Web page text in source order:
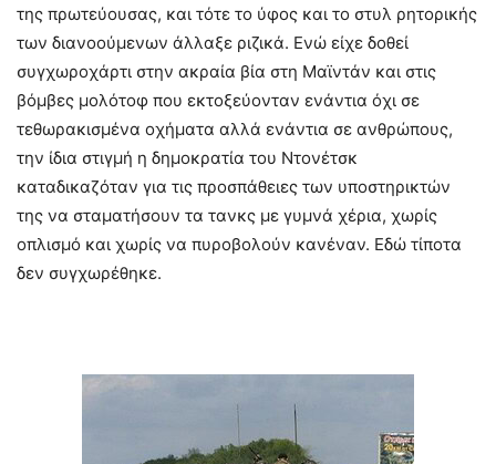
της πρωτεύουσας, και τότε το ύφος και το στυλ ρητορικής
των διανοούμενων άλλαξε ριζικά. Ενώ είχε δοθεί
συγχωροχάρτι στην ακραία βία στη Μαϊντάν και στις
βόμβες μολότοφ που εκτοξεύονταν ενάντια όχι σε
τεθωρακισμένα οχήματα αλλά ενάντια σε ανθρώπους,
την ίδια στιγμή η δημοκρατία του Ντονέτσκ
καταδικαζόταν για τις προσπάθειες των υποστηρικτών
της να σταματήσουν τα τανκς με γυμνά χέρια, χωρίς
οπλισμό και χωρίς να πυροβολούν κανέναν. Εδώ τίποτα
δεν συγχωρέθηκε.